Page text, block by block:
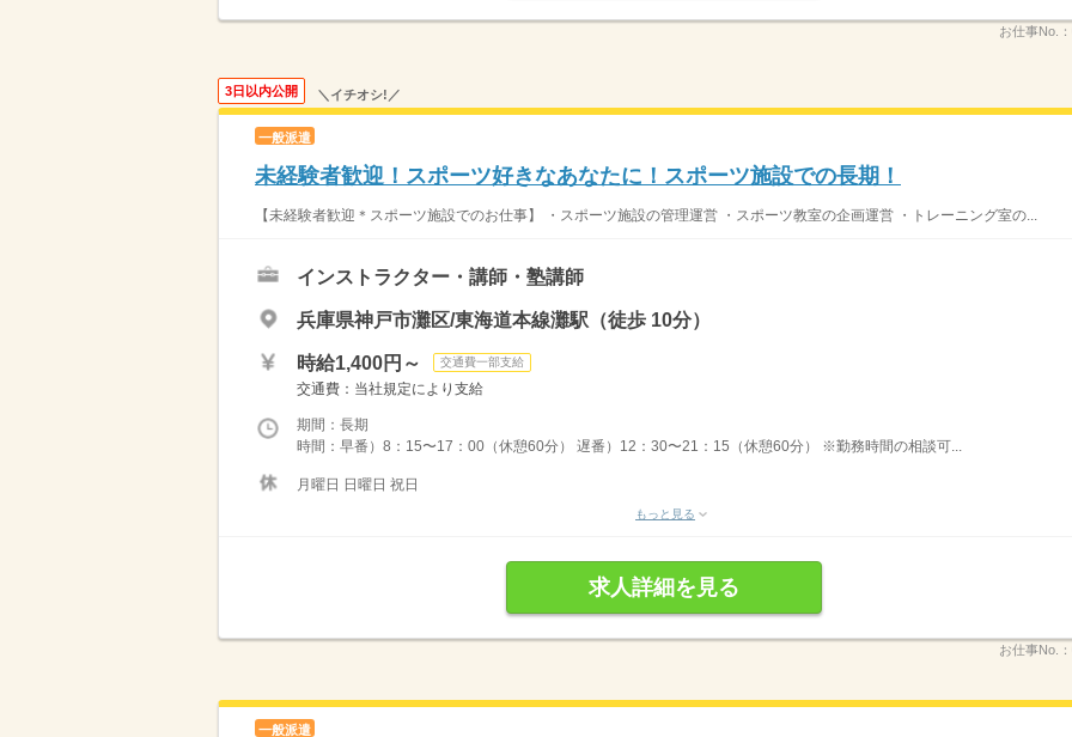
お仕事No.：
3日以内公開 ＼イチオシ!／
一般派遣
未経験者歓迎！スポーツ好きなあなたに！スポーツ施設での長期！
【未経験者歓迎＊スポーツ施設でのお仕事】 ・スポーツ施設の管理運営 ・スポーツ教室の企画運営 ・トレーニング室の...
インストラクター・講師・塾講師
兵庫県神戸市灘区/東海道本線灘駅（徒歩 10分）
時給1,400円～ 交通費一部支給
交通費：当社規定により支給
期間：長期
時間：早番）8：15〜17：00（休憩60分） 遅番）12：30〜21：15（休憩60分） ※勤務時間の相談可...
月曜日 日曜日 祝日
もっと見る
求人詳細を見る
お仕事No.：
一般派遣